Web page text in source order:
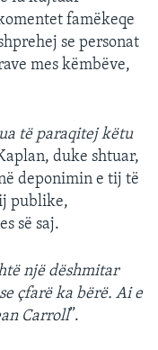
famëkeqe
se personat
mes këmbëve,
të paraqitej këtu
duke shtuar,
deponimin e tij të
publike,
së saj.
një dëshmitar
çfarë ka bërë. Ai e
Carroll”.